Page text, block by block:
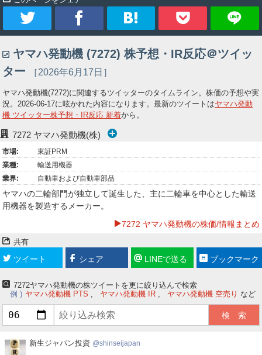
イ
ー
ト
ェ
ア
ッ
ク
マ
ク
ヤマハ発動機 (7272) 株予想・IR反応＠ツイッ
ター
［2026年6月17日］
ヤマハ発動機(7272)に関連するツイッターのタイムライン。株価の予想や実
況。 2026-06-17に呟かれた内容になります。最新のツイートはヤマハ発動
機 ツイッター株予想・IR反応 新着から。
7272 ヤマハ発動機(株)
市場:
東証PRM
業種:
輸送用機器
業界:
自動車および自動車部品
ヤマハの二輪部門が独立して誕生した、主に二輪車を中心とした輸送
用機器を製造するメーカー。
7272 ヤマハ発動機の株価/情報まとめ
共有
ツイート シェア LINEで送る ブックマーク
7272ヤマハ発動機の株ツイートを更に絞り込んで検索
例
ヤマハ発動機 PTS ヤマハ発動機 IR ヤマハ発動機 空売り など
新
新生ジャパン投資 shinseijapan